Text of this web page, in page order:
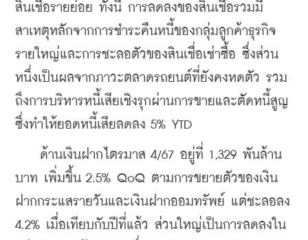
สินเชื่อรายย่อย ทั้งนี้ การลดลงของสินเชื่อรวมมี
สาเหตุหลักจากการชำระคืนหนี้ของกลุ่มลูกค้าธุรกิจ
รายใหญ่และการชะลอตัวของสินเชื่อเช่าซื้อ ซึ่งส่วน
หนึ่งเป็นผลจากภาวะตลาดรถยนต์ที่ยังคงหดตัว รวม
ถึงการบริหารหนี้เสียเชิงรุกผ่านการขายและตัดหนี้สูญ
ซึ่งทำให้ยอดหนี้เสียลดลง 5% YTD
ด้านเงินฝากไตรมาส 4/67 อยู่ที่ 1,329 พันล้าน
บาท เพิ่มขึ้น 2.5% QoQ ตามการขยายตัวของเงิน
ฝากกระแสรายวันและเงินฝากออมทรัพย์ แต่ชะลอลง
4.2% เมื่อเทียบกับปีที่แล้ว ส่วนใหญ่เป็นการลดลงใน